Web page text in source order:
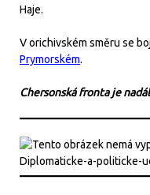
Haje.
V orichivském směru se
Prymorském.
Chersonská fronta je